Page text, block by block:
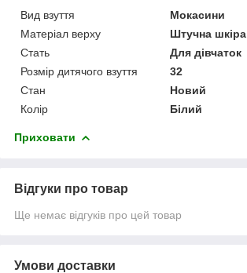
Вид взуття
Мокасини
Матеріал верху
Штучна шкіра
Стать
Для дівчаток
Розмір дитячого взуття
32
Стан
Новий
Колір
Білий
Приховати
Відгуки про товар
Ще немає відгуків про цей товар
Умови доставки